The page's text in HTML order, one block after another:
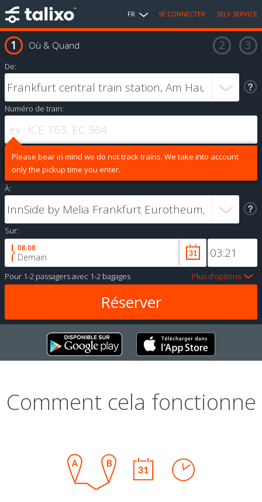
FR SE CONNECTER SELF SERVICE
Où & Quand
De:
Numéro de train:
Please bear in mind we do not track trains. We take into account
only the pickup time you enter.
À:
Sur:
08.08
Demain
Pour 1-2 passagersavec 1-2 bagages Plus d'options
Comment cela fonctionne